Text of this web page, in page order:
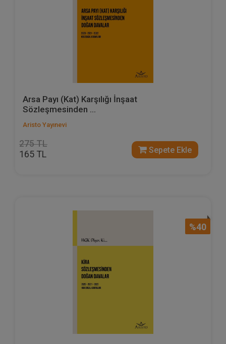
Arsa Payı (Kat) Karşılığı İnşaat
Sözleşmesinden ...
Aristo Yayınevi
275 TL
165 TL Sepete Ekle
%40